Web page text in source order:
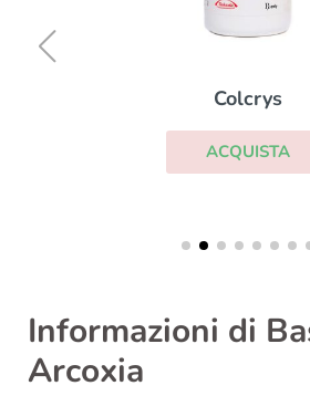
Colcrys
ACQUISTA
Informazioni di
Arcoxia